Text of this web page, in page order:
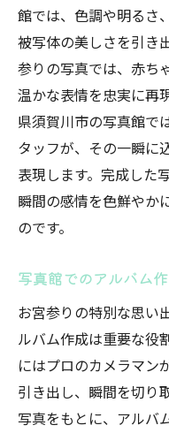
館では、色調や明るさ
被写体の美しさを引き
参りの写真では、赤ち
温かな表情を忠実に再
県須賀川市の写真館で
タッフが、その一瞬に
表現します。完成した
瞬間の感情を色鮮やか
のです。
写真館でのアルバム
お宮参りの特別な思い
ルバム作成は重要な役
にはプロのカメラマン
引き出し、瞬間を切り
写真をもとに、アルバ